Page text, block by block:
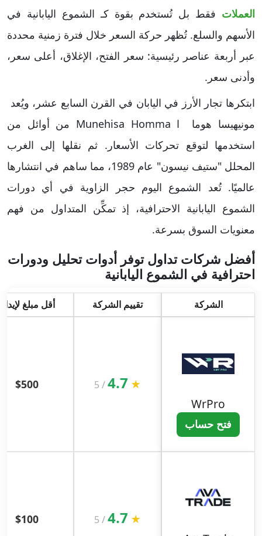
العملات فقط بل تُستخدم بقوة كـ الشموع اليابانية في
الأسهم والسلع. تُظهر حركة السعر خلال فترة زمنية محددة
عبر أربعة عناصر رئيسية: سعر الفتح، الإغلاق، أعلى سعر،
وأدنى سعر.
ابتكرها تجار الأرز في اليابان في القرن السابع عشر، ويُعد
مونيهيسا هوما ا Munehisa Homma من أوائل من
استخدمها لتوقع تحركات الأسعار. ثم نقلها إلى الغرب
المحلل "ستيف نيسون" عام 1989، مما ساهم في انتشارها
عالميًا. تُعد الشموع اليوم حجر الزاوية في أي دورات
الشموع اليابانية الاحترافية، إذ تمكِّن المتداول من فهم
معنويات السوق بسرعة.
أفضل شركات تداول توفر أدوات تحليل ودورات
احترافية في الشموع اليابانية
الشركة تقييم الشركة أقل مبلغ
WrPro
فتح حساب
★
4.7
/
5
$500
★
4.7
/
5
$100